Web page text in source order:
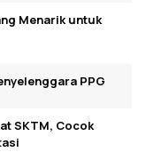
Menarik untuk
PPG
SKTM, Cocok